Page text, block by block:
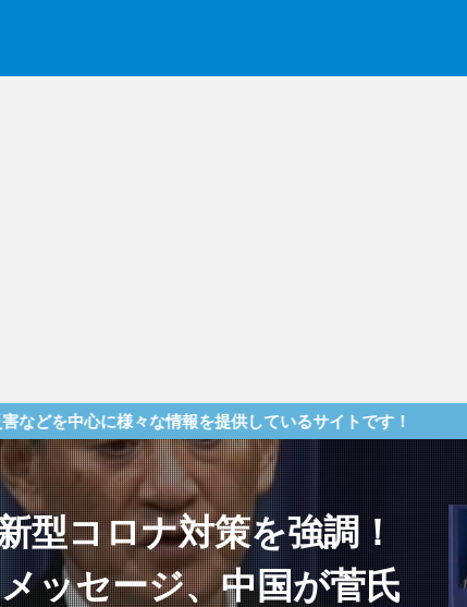
様々な情報を提供しているサイトです！
コロナ対策を強調！
ッセージ、中国が菅氏